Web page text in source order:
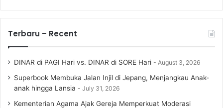
Terbaru – Recent
DINAR di PAGI Hari vs. DINAR di SORE Hari August 3, 2026
Superbook Membuka Jalan Injil di Jepang, Menjangkau Anak-
anak hingga Lansia
July 31, 2026
Kementerian Agama Ajak Gereja Memperkuat Moderasi